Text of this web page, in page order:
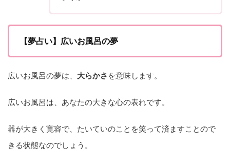
【夢占い】広いお風呂の夢
広いお風呂の夢は、 大らかさ を意味します。
広いお風呂は、あなたの大きな心の表れです。
器が大きく寛容で、たいていのことを笑って済ますことので
きる状態なのでしょう。